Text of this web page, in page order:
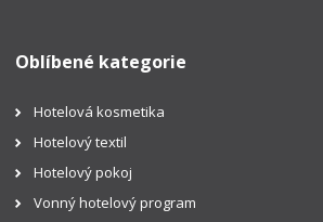
Oblíbené kategorie
Hotelová kosmetika
Hotelový textil
Hotelový pokoj
Vonný hotelový program